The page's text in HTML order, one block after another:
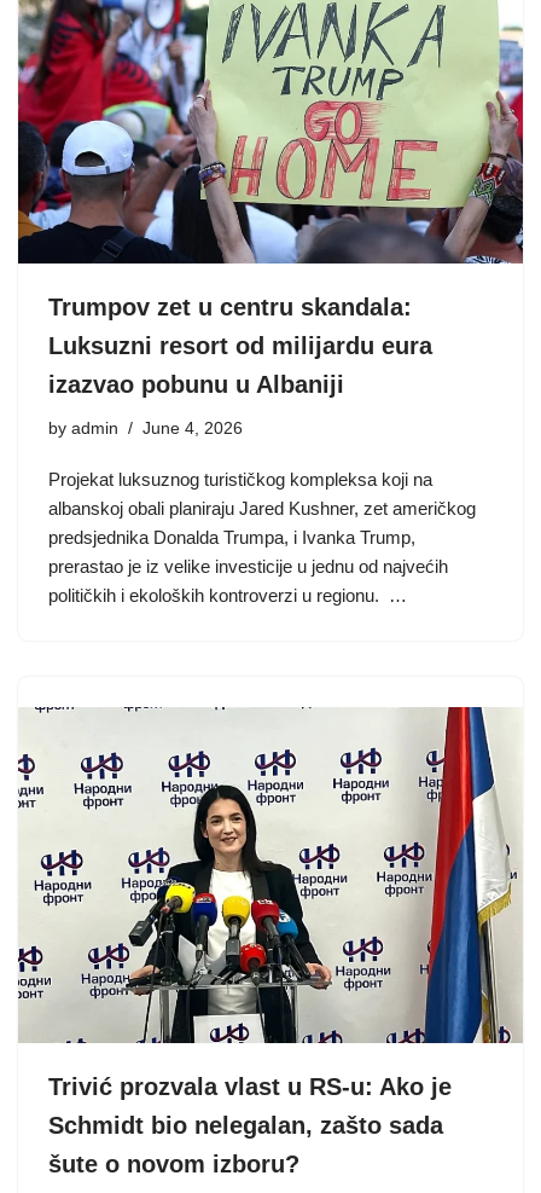
Trumpov zet u centru skandala:
Luksuzni resort od milijardu eura
izazvao pobunu u Albaniji
by admin June 4, 2026
Projekat luksuznog turističkog kompleksa koji na
albanskoj obali planiraju Jared Kushner, zet američkog
predsjednika Donalda Trumpa, i Ivanka Trump,
prerastao je iz velike investicije u jednu od najvećih
političkih i ekoloških kontroverzi u regionu. …
Trivić prozvala vlast u RS-u: Ako je
Schmidt bio nelegalan, zašto sada
šute o novom izboru?